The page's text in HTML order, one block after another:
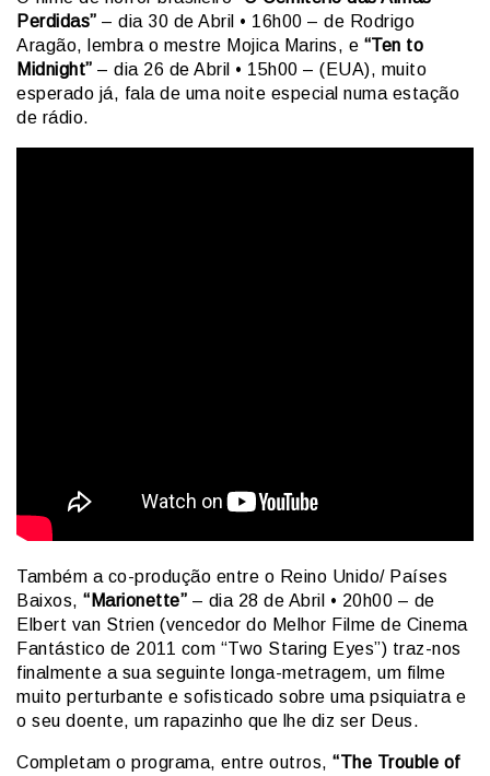
Perdidas” – dia 30 de Abril • 16h00 – de Rodrigo
Aragão, lembra o mestre Mojica Marins, e “Ten to
Midnight” – dia 26 de Abril • 15h00 – (EUA), muito
esperado já, fala de uma noite especial numa estação
de rádio.
Também a co-produção entre o Reino Unido/ Países
Baixos, “Marionette” – dia 28 de Abril • 20h00 – de
Elbert van Strien (vencedor do Melhor Filme de Cinema
Fantástico de 2011 com “Two Staring Eyes”) traz-nos
finalmente a sua seguinte longa-metragem, um filme
muito perturbante e sofisticado sobre uma psiquiatra e
o seu doente, um rapazinho que lhe diz ser Deus.
Completam o programa, entre outros, “The Trouble of